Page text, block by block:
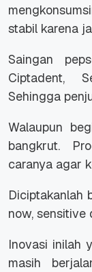
stabil karena
Saingan
Ciptadent,
Sehingga
Walaupun
bangkrut.
caranya agar
Diciptakanlah
now, sensitive
Inovasi inilah
masih